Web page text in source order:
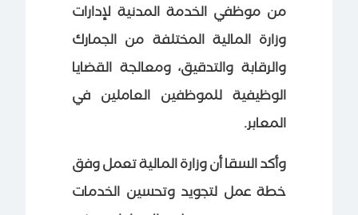
من موظفي الخدمة المدنية لإدارات
وزارة المالية المختلفة من الجمارك
والرقابة والتدقيق، ومعالجة القضايا
الوظيفية للموظفين العاملين في
المعابر.
وأكد السقا أن وزارة المالية تعمل وفق
خطة عمل لتجويد وتحسين الخدمات